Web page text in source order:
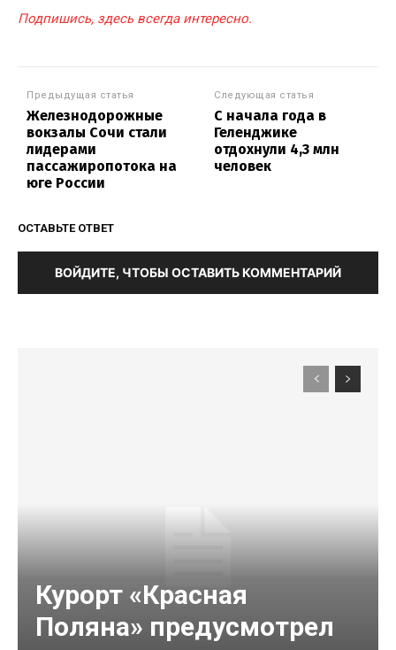
Подпишись, здесь всегда интересно.
Предыдущая статья
Железнодорожные
вокзалы Сочи стали
лидерами
пассажиропотока на
юге России
Следующая статья
С начала года в
Геленджике
отдохнули 4,3 млн
человек
ОСТАВЬТЕ ОТВЕТ
ВОЙДИТЕ, ЧТОБЫ ОСТАВИТЬ КОММЕНТАРИЙ
Курорт «Красная
Поляна» предусмотрел